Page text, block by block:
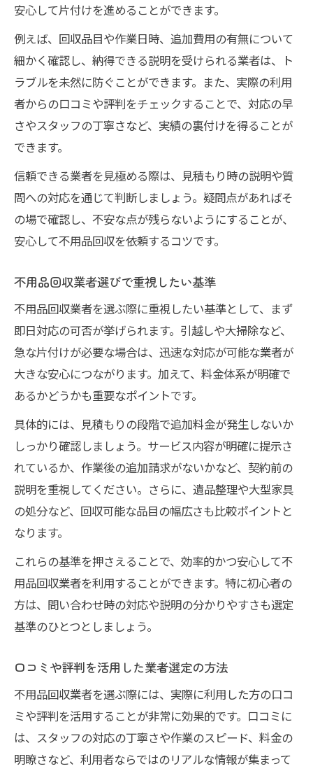
安心して片付けを進めることができます。
例えば、回収品目や作業日時、追加費用の有無について
細かく確認し、納得できる説明を受けられる業者は、ト
ラブルを未然に防ぐことができます。また、実際の利用
者からの口コミや評判をチェックすることで、対応の早
さやスタッフの丁寧さなど、実績の裏付けを得ることが
できます。
信頼できる業者を見極める際は、見積もり時の説明や質
問への対応を通じて判断しましょう。疑問点があればそ
の場で確認し、不安な点が残らないようにすることが、
安心して不用品回収を依頼するコツです。
不用品回収業者選びで重視したい基準
不用品回収業者を選ぶ際に重視したい基準として、まず
即日対応の可否が挙げられます。引越しや大掃除など、
急な片付けが必要な場合は、迅速な対応が可能な業者が
大きな安心につながります。加えて、料金体系が明確で
あるかどうかも重要なポイントです。
具体的には、見積もりの段階で追加料金が発生しないか
しっかり確認しましょう。サービス内容が明確に提示さ
れているか、作業後の追加請求がないかなど、契約前の
説明を重視してください。さらに、遺品整理や大型家具
の処分など、回収可能な品目の幅広さも比較ポイントと
なります。
これらの基準を押さえることで、効率的かつ安心して不
用品回収業者を利用することができます。特に初心者の
方は、問い合わせ時の対応や説明の分かりやすさも選定
基準のひとつとしましょう。
口コミや評判を活用した業者選定の方法
不用品回収業者を選ぶ際には、実際に利用した方の口コ
ミや評判を活用することが非常に効果的です。口コミに
は、スタッフの対応の丁寧さや作業のスピード、料金の
明瞭さなど、利用者ならではのリアルな情報が集まって